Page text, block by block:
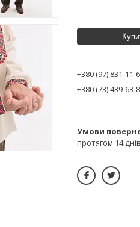
+380 (97) 831-11-
+380 (73) 439-63-
протягом 14 днів